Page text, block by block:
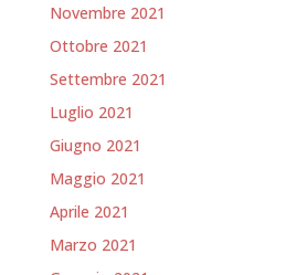
Novembre 2021
Ottobre 2021
Settembre 2021
Luglio 2021
Giugno 2021
Maggio 2021
Aprile 2021
Marzo 2021